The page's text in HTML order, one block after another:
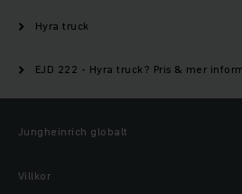
Hyra truck
Jungheinrich globalt
Villkor